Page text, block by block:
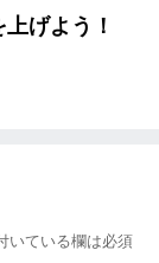
げよう！
いている欄は必須